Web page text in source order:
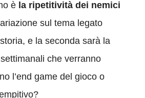
è la ripetitività dei nemici
sul tema legato
e la seconda sarà la
che verranno
l’end game del gioco o